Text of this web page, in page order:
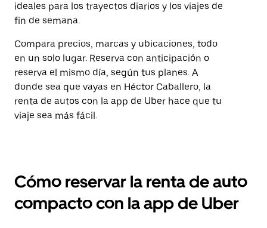
ideales para los trayectos diarios y los viajes de
fin de semana.
Compara precios, marcas y ubicaciones, todo
en un solo lugar. Reserva con anticipación o
reserva el mismo día, según tus planes. A
donde sea que vayas en Héctor Caballero, la
renta de autos con la app de Uber hace que tu
viaje sea más fácil.
Cómo reservar la renta de auto
compacto con la app de Uber